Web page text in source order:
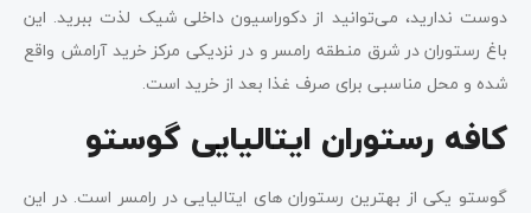
دوست ندارید، می‌توانید از دکوراسیون داخلی شیک لذت ببرید. این
باغ رستوران در شرق منطقه رامسر و در نزدیکی مرکز خرید آرامش واقع
شده‌ و محل مناسبی برای صرف غذا بعد از خرید است.
کافه رستوران ایتالیایی گوستو
گوستو یکی از بهترین رستوران های ایتالیایی در رامسر است. در این